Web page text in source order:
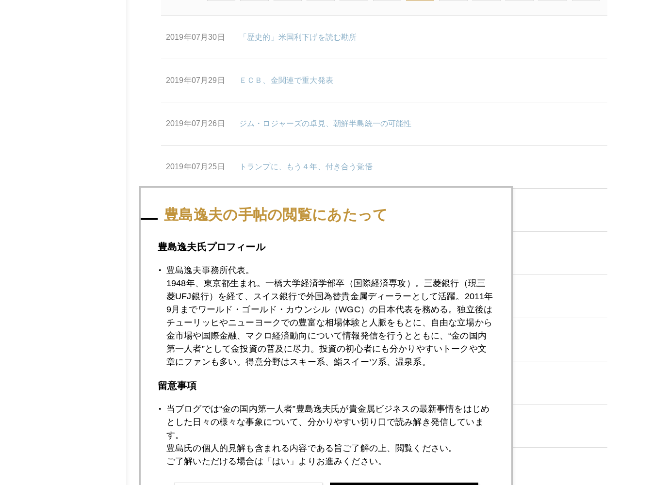
2019年07月30日 「歴史的」米国利下げを読む勘所
2019年07月29日 ＥＣＢ、金関連で重大発表
2019年07月26日 ジム・ロジャーズの卓見、朝鮮半島統一の可能性
2019年07月25日 トランプに、もう４年、付き合う覚悟
2019年07月24日 ラガルドＥＣＢ、株購入説が浮上
2019年07月23日 ファーウェイ、北朝鮮関与報道に揺れる金市場
2019年07月22日 問題発言は修正、暗闇期間入り、金は乱高下
2019年07月19日 ＮＹ連銀総裁のお勧め、経済に効くワクチンとは
2019年07月18日
2019年07月16日 かんぽ生命「不適切行為」の実態
豊島逸夫の手帖の閲覧にあたって
豊島逸夫氏プロフィール
豊島逸夫事務所代表。
1948年、東京都生まれ。一橋大学経済学部卒（国際経済専攻）。三菱銀行（現三
菱UFJ銀行）を経て、スイス銀行で外国為替貴金属ディーラーとして活躍。2011年
9月までワールド・ゴールド・カウンシル（WGC）の日本代表を務める。独立後は
チューリッヒやニューヨークでの豊富な相場体験と人脈をもとに、自由な立場から
金市場や国際金融、マクロ経済動向について情報発信を行うとともに、“金の国内
第一人者”として金投資の普及に尽力。投資の初心者にも分かりやすいトークや文
章にファンも多い。得意分野はスキー系、鮨スイーツ系、温泉系。
留意事項
当ブログでは“金の国内第一人者”豊島逸夫氏が貴金属ビジネスの最新事情をはじめ
とした日々の様々な事象について、分かりやすい切り口で読み解き発信していま
す。
豊島氏の個人的見解も含まれる内容である旨ご了解の上、閲覧ください。
ご了解いただける場合は「はい」よりお進みください。